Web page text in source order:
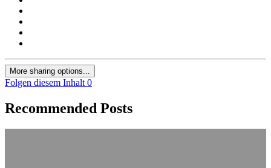
More sharing options...
Folgen diesem Inhalt 0
Recommended Posts